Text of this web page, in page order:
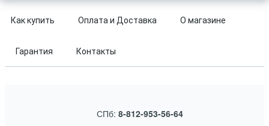
Как купить Оплата и Доставка О магазине
Гарантия Контакты
СПб: 8-812-953-56-64